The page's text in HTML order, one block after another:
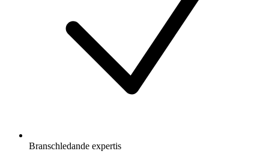
Branschledande expertis